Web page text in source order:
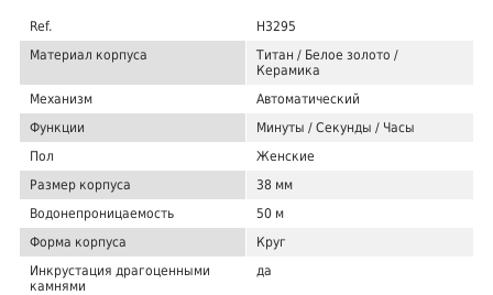
Ref.
H3295
Материал корпуса
Титан / Белое золото /
Керамика
Механизм
Автоматический
Функции
Минуты / Секунды / Часы
Пол
Женские
Размер корпуса
38 мм
Водонепроницаемость
50 м
Форма корпуса
Круг
Инкрустация драгоценными
камнями
да